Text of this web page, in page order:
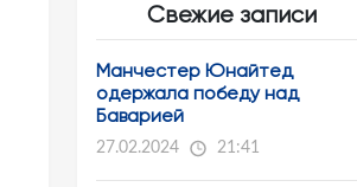
Свежие записи
Манчестер Юнайтед
одержала победу над
Баварией
27.02.2024 21:41